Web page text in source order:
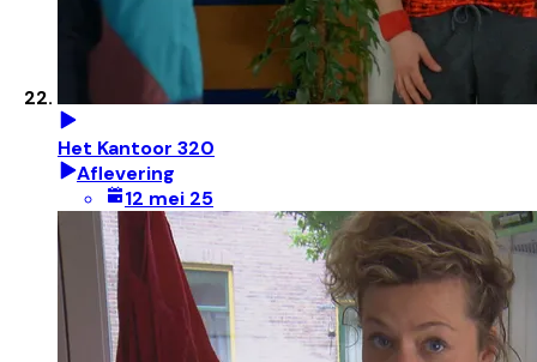
Het Kantoor 320
Aflevering
12 mei 25